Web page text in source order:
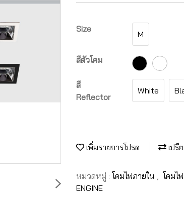
Size
M
สีตัวโคม
สี
Reflector
White
เพิ่มรายการโปรด เปรี
หมวดหมู่ : โคมไฟภายใน โคมไ
ENGINE